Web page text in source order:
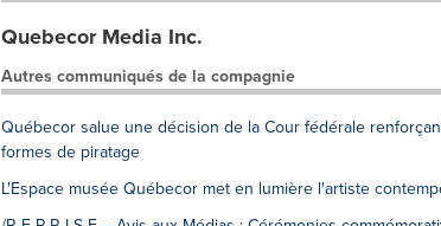
Quebecor Media Inc.
Autres communiqués de la compagnie
Québecor salue une décision de la Cour fédérale
formes de piratage
L'Espace musée Québecor met en lumière l'artiste